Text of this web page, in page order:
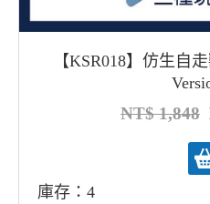
【KSR018】仿生自
1,848
庫存：4